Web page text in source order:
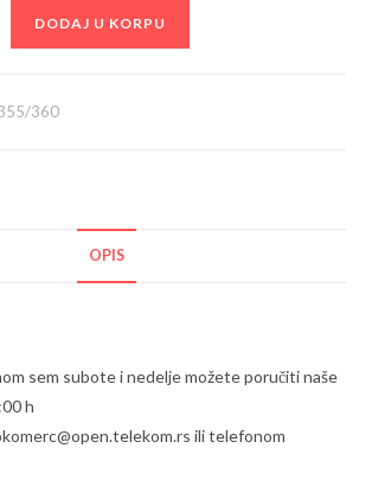
DODAJ U KORPU
360
OPIS
sem subote i nedelje možete poručiti naše
h
ili telefonom